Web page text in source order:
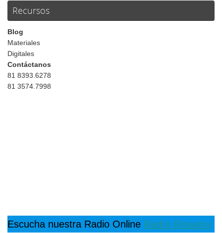
Recursos
Blog
Materiales
Digitales
Contáctanos
81 8393.6278
81 3574.7998
Escucha nuestra Radio Online Radio Rosario